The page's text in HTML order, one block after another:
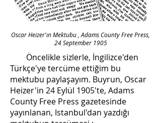
Oscar Heizer'ın Mektubu , Adams County Free Press,
24 September 1905
Öncelikle sizlerle, İngilizce'den
Türkçe'ye tercüme ettiğim bu
mektubu paylaşayım. Buyrun, Oscar
Heizer'in 24 Eylül 1905'te, Adams
County Free Press gazetesinde
yayınlanan, Istanbul'dan yazdığı